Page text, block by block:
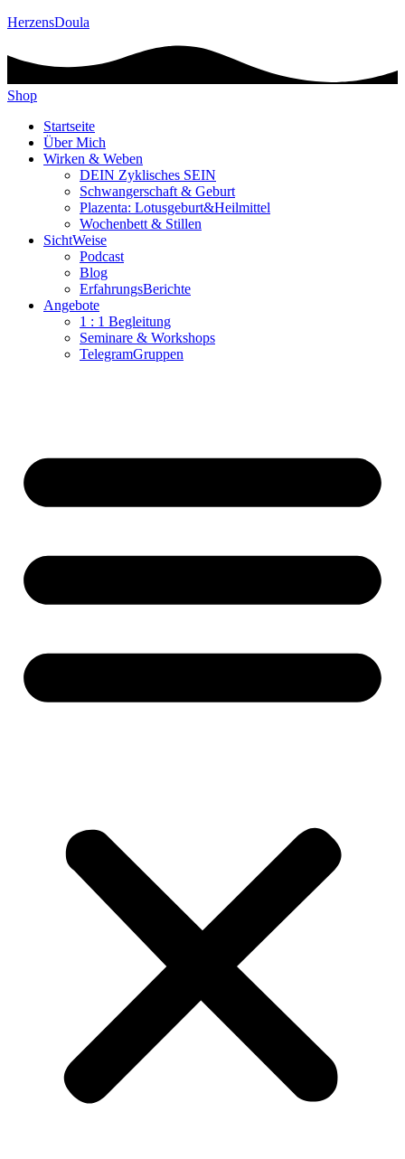
HerzensDoula
Shop
Startseite
Über Mich
Wirken & Weben
DEIN Zyklisches SEIN
Schwangerschaft & Geburt
Plazenta: Lotusgeburt&Heilmittel
Wochenbett & Stillen
SichtWeise
Podcast
Blog
ErfahrungsBerichte
Angebote
1 : 1 Begleitung
Seminare & Workshops
TelegramGruppen